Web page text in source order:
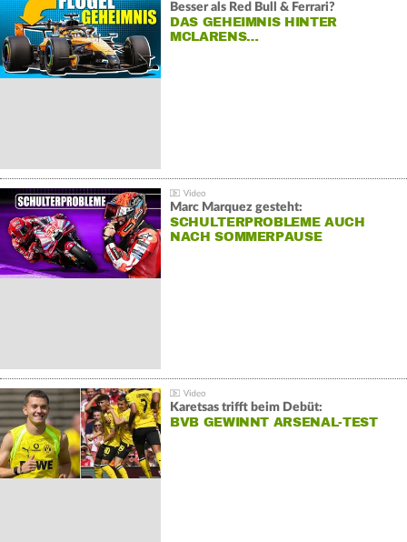
Besser als Red Bull & Ferrari?
DAS GEHEIMNIS HINTER
MCLARENS…
Marc Marquez gesteht:
SCHULTERPROBLEME AUCH
NACH SOMMERPAUSE
Karetsas trifft beim Debüt:
BVB GEWINNT ARSENAL-TEST